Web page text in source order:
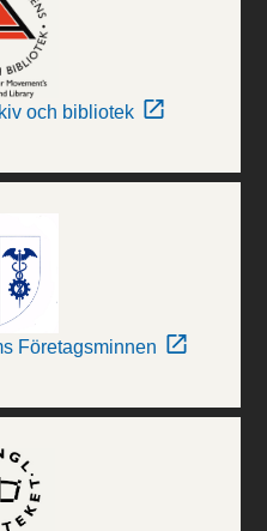
och bibliotek
Företagsminnen